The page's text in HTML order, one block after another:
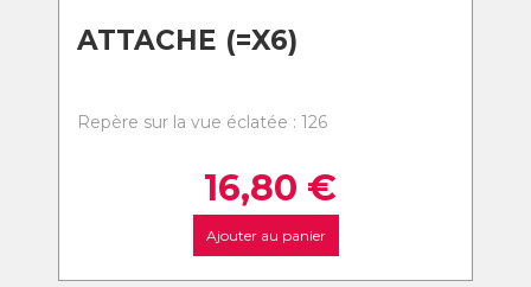
ATTACHE (=X6)
Repère sur la vue éclatée : 126
16,80 €
Ajouter au panier